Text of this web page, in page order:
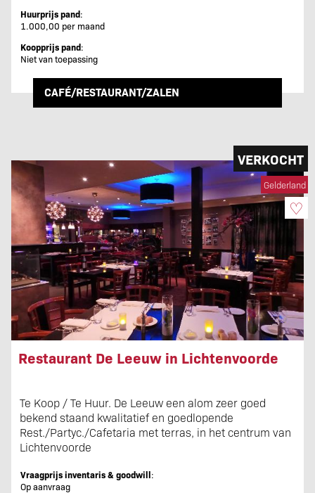
Huurprijs pand:
1.000,00 per maand
Koopprijs pand:
Niet van toepassing
CAFÉ/RESTAURANT/ZALEN
VERKOCHT
Gelderland
♡
Restaurant De Leeuw in Lichtenvoorde
Te Koop / Te Huur. De Leeuw een alom zeer goed
bekend staand kwalitatief en goedlopende
Rest./Partyc./Cafetaria met terras, in het centrum van
Lichtenvoorde
Vraagprijs inventaris & goodwill:
Op aanvraag